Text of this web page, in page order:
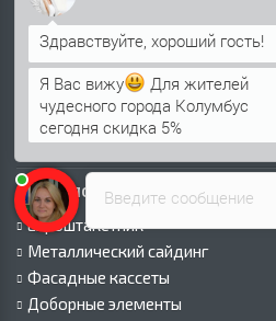
Профнастил для крыши
Профнастил для забора
Стеновой профнастил
Кровельные сэндвич-панели
Стеновые сэндвич-панели
Металлочерепица
Каталог продукции
Евроштакетник
Металлический сайдинг
Фасадные кассеты
Доборные элементы
Введите сообщение
Я Вас вижу
Для жителей
чудесного города Колумбус
сегодня скидка 5%